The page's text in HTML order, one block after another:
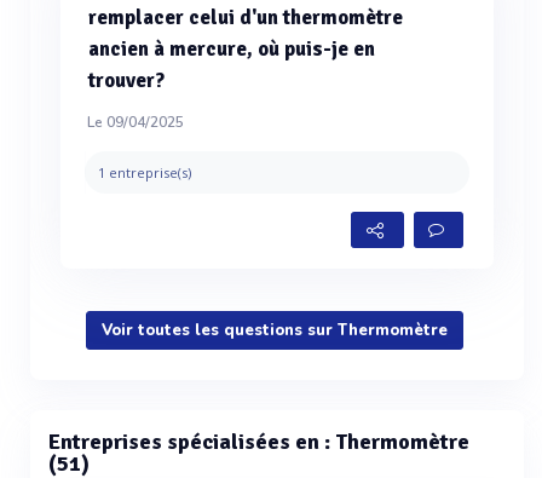
remplacer celui d'un thermomètre
ancien à mercure, où puis-je en
trouver?
Le 09/04/2025
1 entreprise(s)
Voir toutes les questions sur Thermomètre
Entreprises spécialisées en : Thermomètre
(51)